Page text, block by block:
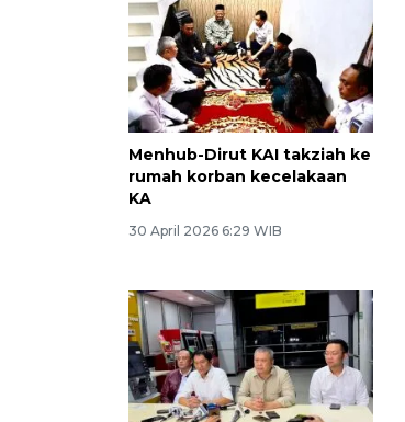
Menhub-Dirut KAI takziah ke
rumah korban kecelakaan
KA
30 April 2026 6:29 WIB